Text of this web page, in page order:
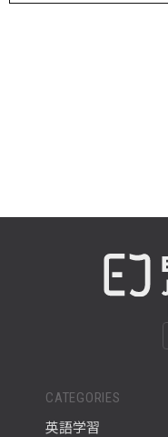
CATEGORIES
英語学習